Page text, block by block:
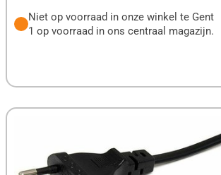
Niet op voorraad in onze winkel te Gent
1 op voorraad in ons centraal magazijn.